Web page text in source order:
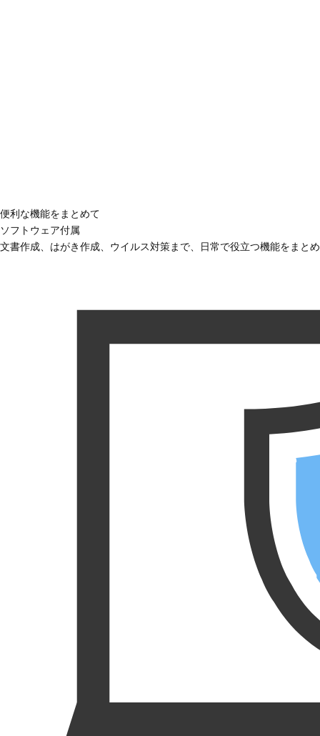
便利な機能をまとめて
ソフトウェア付属
文書作成、はがき作成、ウイルス対策まで、日常で役立つ機能をまと